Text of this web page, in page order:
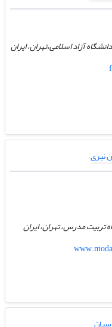
آزاد اسلامی،تهران، ایران
تربیت مدرس، تهران، ایران